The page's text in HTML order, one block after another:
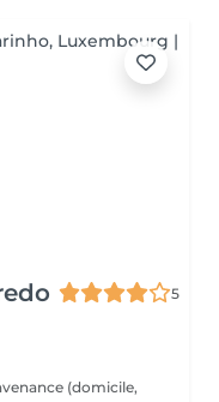
5
(domicile,